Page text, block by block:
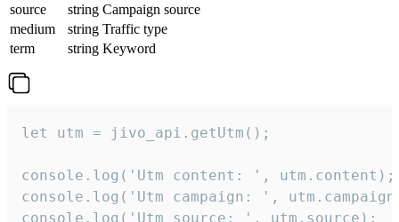
source
string Campaign source
medium
string Traffic type
term
string Keyword
let utm = jivo_api.getUtm();
console.log('Utm content: ', utm.content);
console.log('Utm campaign: ',
console.log('Utm source: ', utm.source);